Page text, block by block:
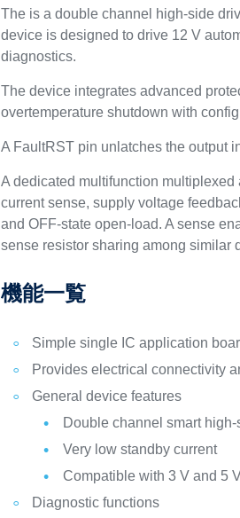
The is a double channel high-side
device is designed to drive 12 V
diagnostics.
The device integrates advanced
overtemperature shutdown with
A FaultRST pin unlatches the output
A dedicated multifunction
current sense, supply voltage
and OFF-state open-load. A sense
sense resistor sharing among similar
機能一覧
Simple single IC application
Provides electrical connectivity
General device features
Double channel smart
Very low standby current
Compatible with 3 V and 5
Diagnostic functions